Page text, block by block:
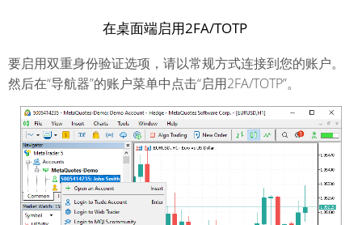
在桌面端启用2FA/TOTP
要启用双重身份验证选项，请以常规方式连接到您的账户。
然后在“导航器”的账户菜单中点击“启用2FA/TOTP”。